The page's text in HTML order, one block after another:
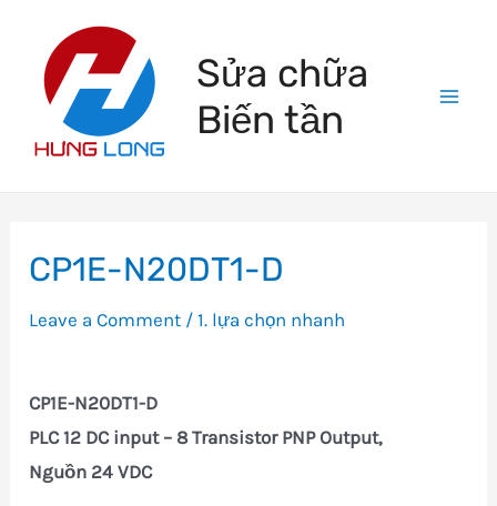
content
Sửa chữa
Biến tần
CP1E-N20DT1-D
Leave a Comment /1. lựa chọn nhanh
CP1E-N20DT1-D
PLC 12 DC input – 8 Transistor PNP Output,
Nguồn 24 VDC